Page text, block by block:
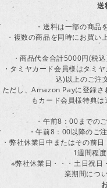
送
・送料は一部の商品
・複数の商品を同時にお買
・商品代金合計5000円(税
・タミヤカード会員様はタミ
込)以上のご注
ただし、Amazon Payに登録
もカード会員様特典は
・午前8：00までの
・午前8：00以降のご
・弊社休業日中またはその前
1週間程
※弊社休業日・・・土日祝日
業期間につ